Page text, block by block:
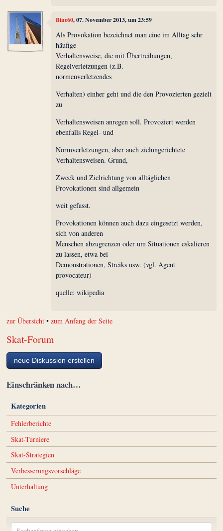
Bine60, 07. November 2013, um 23:59
Als Provokation bezeichnet man eine im Alltag sehr
häufige
Verhaltensweise, die mit Übertreibungen,
Regelverletzungen (z.B.
normenverletzendes
Verhalten) einher geht und die den Provozierten gezielt
zu
Verhaltensweisen anregen soll. Provoziert werden
ebenfalls Regel- und
Normverletzungen, aber auch zielungerichtete
Verhaltensweisen. Grund,
Zweck und Zielrichtung von alltäglichen
Provokationen sind allgemein
weit gefasst.
Provokationen können auch dazu eingesetzt werden,
sich von anderen
Menschen abzugrenzen oder um Situationen eskalieren
zu lassen, etwa bei
Demonstrationen, Streiks usw. (vgl. Agent
provocateur)
quelle: wikipedia
zur Übersicht •zum Anfang der Seite
Skat-Forum
neue Diskussion erstellen
Einschränken nach…
Kategorien
Fehlerberichte
Skat-Turniere
Skat-Strategien
Verbesserungsvorschläge
Unterhaltung
Suche